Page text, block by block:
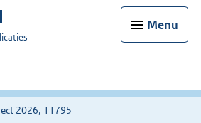
Menu
2026, 11795